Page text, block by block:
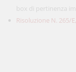
box di pertinenza
Risoluzione N. 265/